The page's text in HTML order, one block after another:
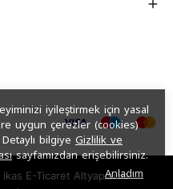
iyileştirmek için yasal
uygun çerezler (cookies)
bilgiye Gizlilik ve
sayfamızdan erişebilirsiniz.
Anladım
ikas E-Ticaret Altyapısı ile